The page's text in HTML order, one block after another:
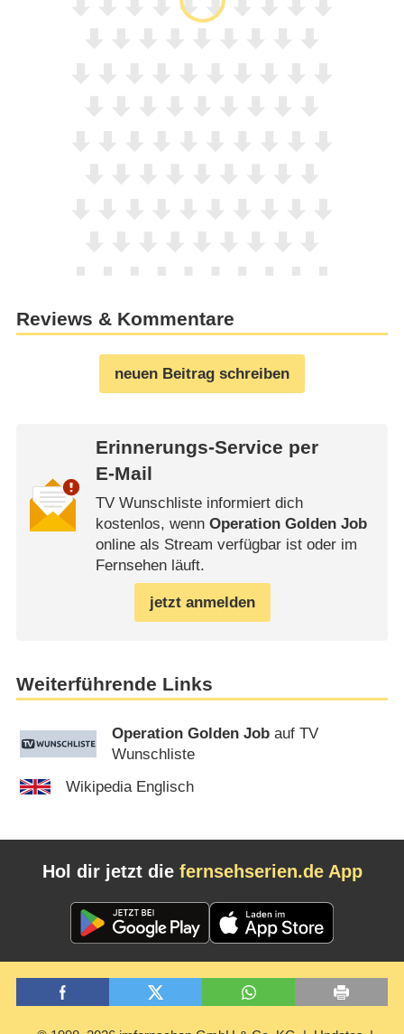
Reviews & Kommentare
neuen Beitrag schreiben
Erinnerungs-Service per
E-Mail
TV Wunschliste informiert dich
kostenlos, wenn Operation Golden Job
online als Stream verfügbar ist oder im
Fernsehen läuft.
jetzt anmelden
Weiterführende Links
Operation Golden Job auf TV
Wunschliste
Wikipedia Englisch
Hol dir jetzt die fernsehserien.de App